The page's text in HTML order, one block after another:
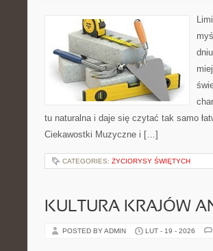
tu naturalna i daje się czytać tak samo
Ciekawostki Muzyczne i […]
CATEGORIES: ŻYCIORYSY ŚWIĘTYCH
KULTURA KRAJÓW
POSTED BY ADMIN LUT - 19 - 2026